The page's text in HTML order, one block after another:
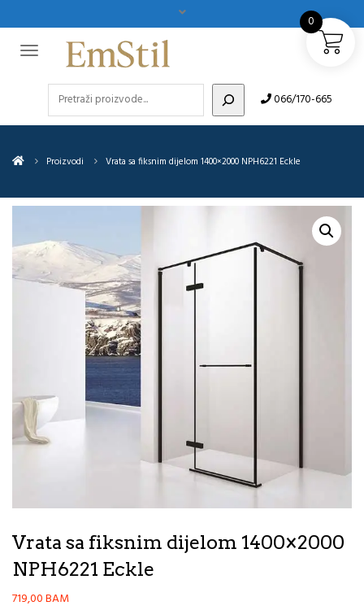
066/170-665
Proizvodi Vrata sa fiksnim dijelom 1400×2000 NPH6221 Eckle
Vrata sa fiksnim dijelom 1400×2000
NPH6221 Eckle
719,00BAM
0